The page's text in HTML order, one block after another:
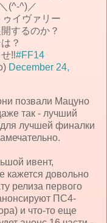
(^-^)／
イヴァリー
するのか？
？
‼︎#FF14
December 24,
позвали Мацуно
так - лучший
лучшей финалки
ивент,
кажется довольно
релиза первого
ПС4-
и что-то еще